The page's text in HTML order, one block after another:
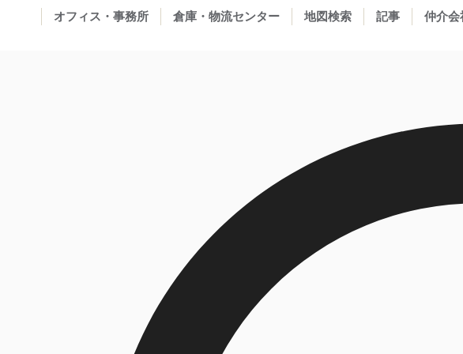
オフィス・事務所 倉庫・物流センター 地図検索 記事 仲介会